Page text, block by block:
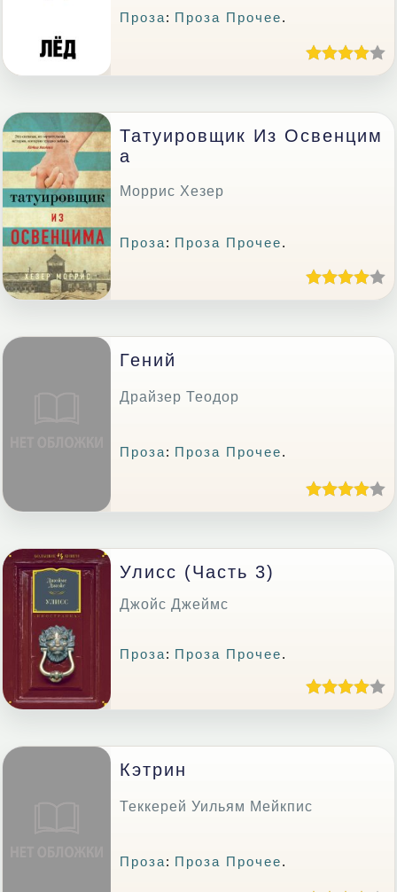
Проза: Проза Прочее.
Татуировщик Из Освенцим
А
Моррис Хезер
Проза: Проза Прочее.
Гений
Драйзер Теодор
Проза: Проза Прочее.
Улисс (часть 3)
Джойс Джеймс
Проза: Проза Прочее.
Кэтрин
Теккерей Уильям Мейкпис
Проза: Проза Прочее.